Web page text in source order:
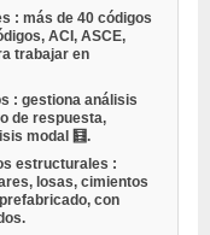
: más de 40 códigos
ACI, ASCE,
trabajar en
: gestiona análisis
de respuesta,
modal 🧮.
estructurales :
losas, cimientos
con